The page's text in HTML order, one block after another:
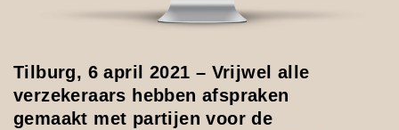
Tilburg, 6 april 2021 – Vrijwel alle
verzekeraars hebben afspraken
gemaakt met partijen voor de